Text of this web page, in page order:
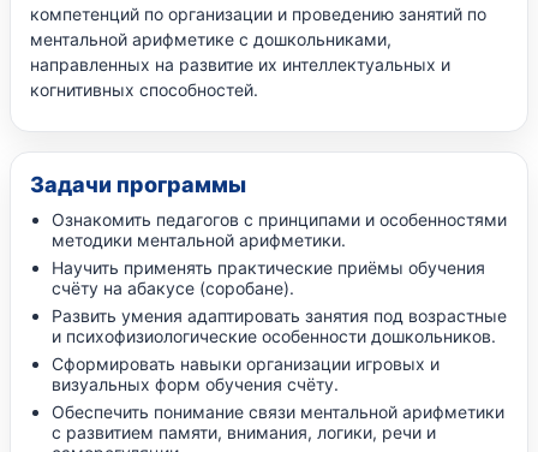
компетенций по организации и проведению занятий по
ментальной арифметике с дошкольниками,
направленных на развитие их интеллектуальных и
когнитивных способностей.
Задачи программы
Ознакомить педагогов с принципами и особенностями
методики ментальной арифметики.
Научить применять практические приёмы обучения
счёту на абакусе (соробане).
Развить умения адаптировать занятия под возрастные
и психофизиологические особенности дошкольников.
Сформировать навыки организации игровых и
визуальных форм обучения счёту.
Обеспечить понимание связи ментальной арифметики
с развитием памяти, внимания, логики, речи и